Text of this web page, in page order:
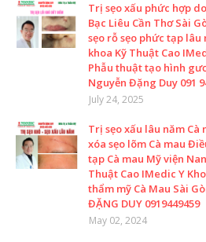
Trị sẹo xấu phức hợp
Bạc Liêu Cần Thơ Sài
sẹo rỗ sẹo phức tạp
khoa Kỹ Thuật Cao
Phẫu thuật tạo hình
Nguyễn Đặng Duy 091
July 24, 2025
Trị sẹo xấu lâu năm Cà
xóa sẹo lõm Cà mau
tạp Cà mau Mỹ viện
Thuật Cao IMedic Y
thẩm mỹ Cà Mau Sài
ĐẶNG DUY 0919449459
May 02, 2024